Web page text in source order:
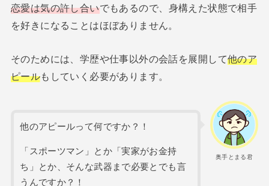
恋愛は気の許し合いでもあるので、身構えた状態で相手
を好きになることはほぼありません。
そのためには、学歴や仕事以外の会話を展開して他のア
ピールもしていく必要があります。
奥手とまる君
他のアピールって何ですか？！
「スポーツマン」とか「実家がお金持
ち」とか、そんな武器まで必要とでも言
うんですか？！